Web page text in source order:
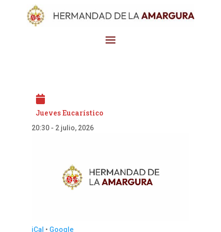
Jueves Eucarístico
20:30- 2 julio, 2026
iCal • Google